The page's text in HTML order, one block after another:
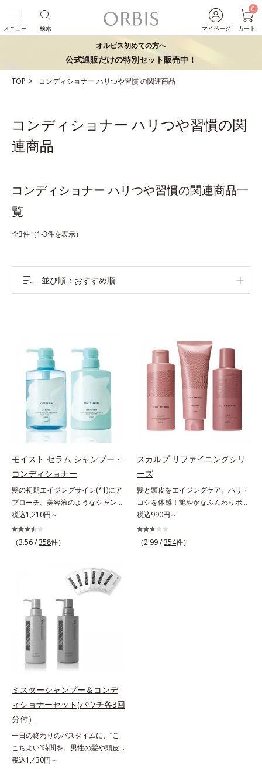
マイページ
0
カート
検索
メニュー
オルビス初めての方へ
公式通販だけの特別セット販売中！
TOP コンディショナー ハリつや習慣の関連商品
コンディショナー ハリつや習慣の関
連商品
コンディショナー ハリつや習慣の関連商品一
覧
全3件（1-3件を表示）
並び順 おすすめ順
モイスト セラム シャンプー・
コンディショナー
髪の初期エイジングサイン(*1)にア
プローチ。美容液のようなシャンプ
ー＆コンディショナーで触れていた
くなるうるツヤ髪へ。「髪のうねり
が気になる」「乾燥してパサつく」
アプローチする、オルビスのモイス
トセラムシリーズ。まるでスキンケ
アアイテムのように美容液成分(*2)
を6つも配合。保水してうるおいを
逃さない成分と、深く浸透してうる
おいで満たす成分で、髪も地肌も贅
沢にケアします。さらにうるおいを
行き渡らせる浸透力と、うるおいを
用。髪のうねりを抑え、スタイリン
グのしやすい、ずっと触れていたく
なるうるツヤ髪へと導きます。ヒノ
キ、ラベンダー、ゼラニウムによる
リフレッシュアロマの香りで、バス
ルームがここちよいリラックス空間
に。*1 うねり、パサつき*2 保湿成
税込1,210円～
（3.56 /358件）
スカルプ リファイニングシリ
ーズ
髪と頭皮をエイジングケア。ハリ・
コシを体感！艶やかなふんわりボリ
ューム美髪へ。「抜け毛が目立つ」
「ボリュームがない」「ハリ・コシ
がない」という年齢による3大髪悩
税込990円～
（2.99 /354件）
ミスターシャンプー＆コンデ
ィショナーセット(パウチ各3回
分付）
一日の終わりのバスタイムに、”こ
こちよい”時間を。男性の髪や頭皮
は汗や余分な皮脂に加え、ハードワ
税込1,430円～